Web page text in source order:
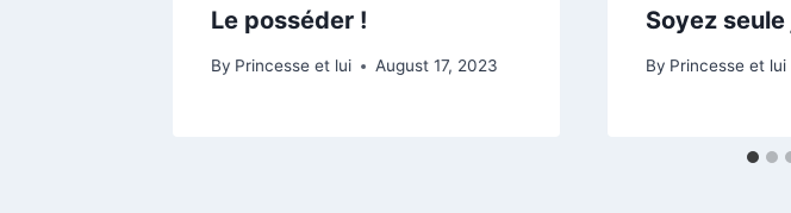
Le posséder !
By Princesse et lui August 17, 2023
Soyez
By Princesse et lui